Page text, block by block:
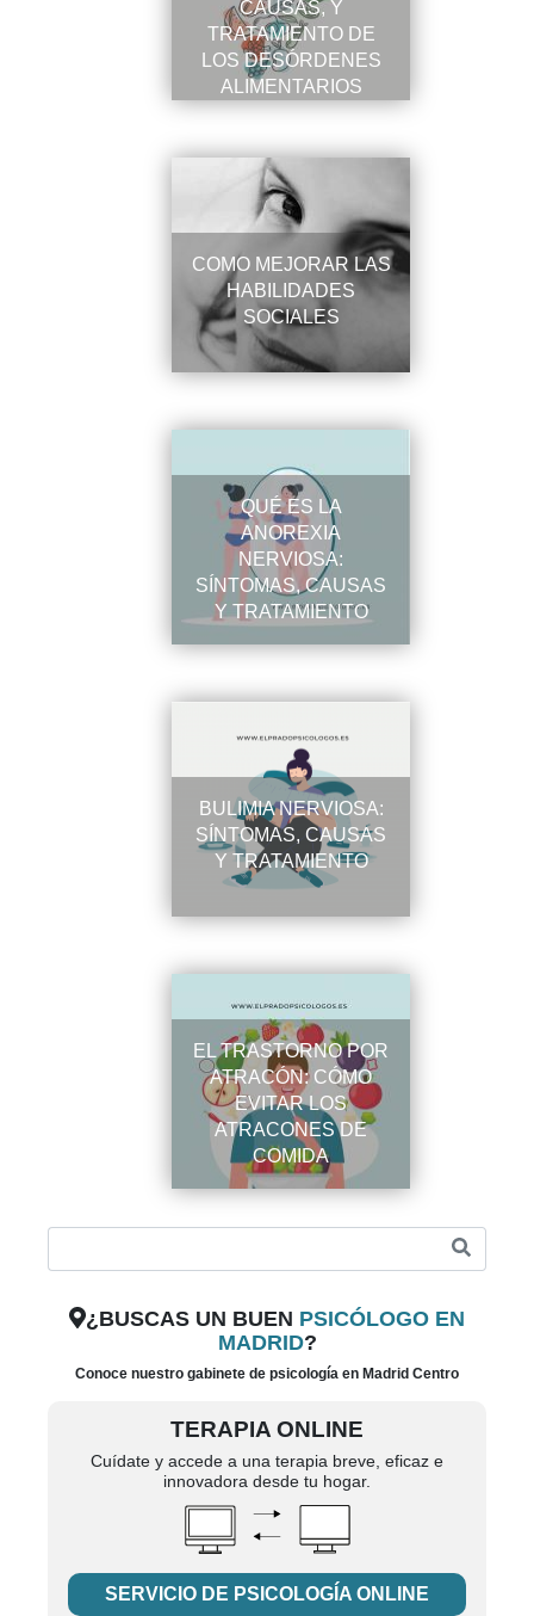
CAUSAS, Y
TRATAMIENTO DE
LOS DESÓRDENES
ALIMENTARIOS
COMO MEJORAR LAS
HABILIDADES
SOCIALES
QUÉ ES LA
ANOREXIA
NERVIOSA:
SÍNTOMAS, CAUSAS
Y TRATAMIENTO
BULIMIA NERVIOSA:
SÍNTOMAS, CAUSAS
Y TRATAMIENTO
EL TRASTORNO POR
ATRACÓN: CÓMO
EVITAR LOS
ATRACONES DE
COMIDA
¿BUSCAS UN BUEN PSICÓLOGO EN
MADRID?
Conoce nuestro gabinete de psicología en Madrid Centro
TERAPIA ONLINE
Cuídate y accede a una terapia breve, eficaz e
innovadora desde tu hogar.
SERVICIO DE PSICOLOGÍA ONLINE